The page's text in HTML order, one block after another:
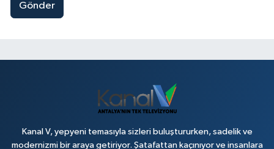
Gönder
Kanal V, yepyeni temasıyla sizleri buluştururken, sadelik ve
modernizmi bir araya getiriyor. Şatafattan kaçınıyor ve insanlara